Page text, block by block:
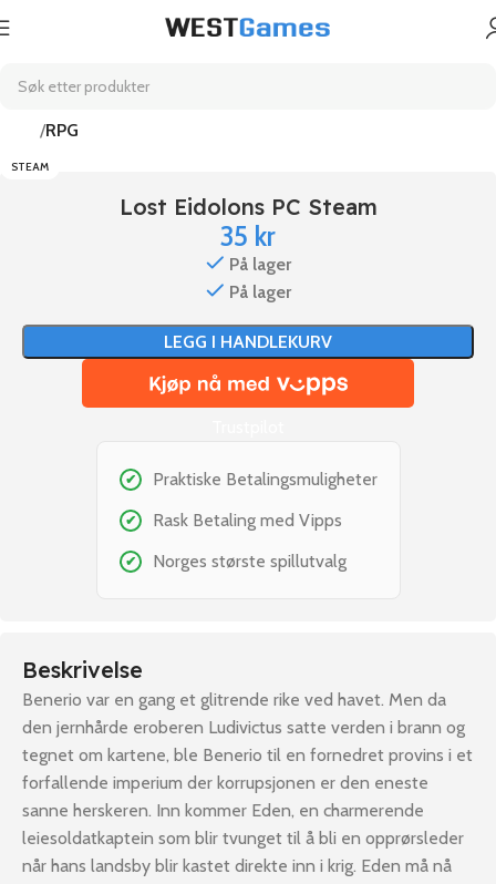
RPG
STEAM
Lost Eidolons PC Steam
35 kr
På lager
På lager
LEGG I HANDLEKURV
✔ Praktiske Betalingsmuligheter
✔ Rask Betaling med Vipps
✔ Norges største spillutvalg
Beskrivelse
Benerio var en gang et glitrende rike ved havet. Men da
den jernhårde eroberen Ludivictus satte verden i brann og
tegnet om kartene, ble Benerio til en fornedret provins i et
forfallende imperium der korrupsjonen er den eneste
sanne herskeren. Inn kommer Eden, en charmerende
leiesoldatkaptein som blir tvunget til å bli en opprørsleder
når hans landsby blir kastet direkte inn i krig. Eden må nå